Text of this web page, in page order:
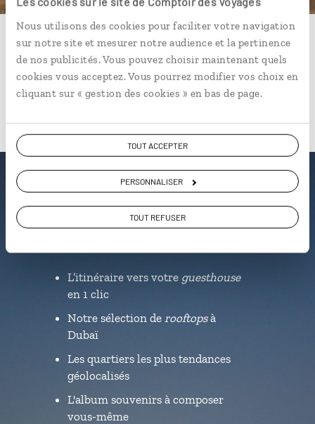
Nous utilisons des cookies pour faciliter votre navigation
sur notre site et mesurer notre audience et la pertinence
de nos publicités. Vous pouvez choisir maintenant quels
cookies vous acceptez. Vous pourrez modifier vos choix en
cliquant sur « gestion des cookies » en bas de page.
TOUT ACCEPTER
PERSONNALISER
TOUT REFUSER
01 86 95 65 00
Du lundi au samedi de 09h30 à 18h30
Luciole,
l'appli qui vous guide aux
L’itinéraire vers votre guesthouse
en 1 clic
Notre sélection de rooftopsà
Dubaï
Les quartiers les plus tendances
géolocalisés
L'album souvenirs à composer
vous-même